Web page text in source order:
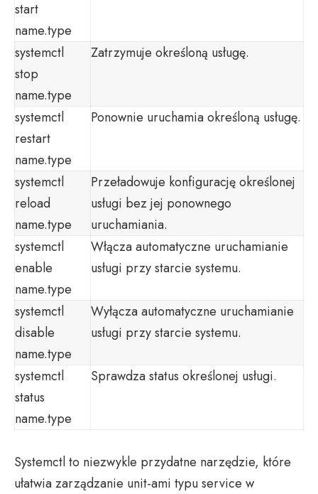
start
name.type
systemctl
stop
name.type
Zatrzymuje określoną usługę.
systemctl
restart
name.type
Ponownie uruchamia określoną usługę.
systemctl
reload
name.type
Przeładowuje konfigurację określonej
usługi bez jej ponownego
uruchamiania.
systemctl
enable
name.type
Włącza automatyczne uruchamianie
usługi przy starcie systemu.
systemctl
disable
name.type
Wyłącza automatyczne uruchamianie
usługi przy starcie systemu.
systemctl
status
name.type
Sprawdza status określonej usługi.
Systemctl to niezwykle przydatne narzędzie, które
ułatwia zarządzanie unit-ami typu service w